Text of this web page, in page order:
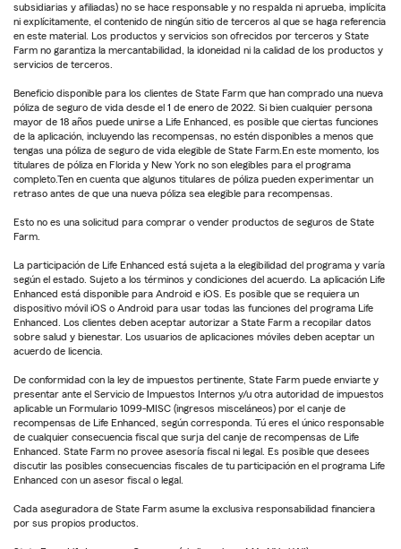
subsidiarias y afiliadas) no se hace responsable y no respalda ni aprueba, implícita
ni explícitamente, el contenido de ningún sitio de terceros al que se haga referencia
en este material. Los productos y servicios son ofrecidos por terceros y State
Farm no garantiza la mercantabilidad, la idoneidad ni la calidad de los productos y
servicios de terceros.
Beneficio disponible para los clientes de State Farm que han comprado una nueva
póliza de seguro de vida desde el 1 de enero de 2022. Si bien cualquier persona
mayor de 18 años puede unirse a Life Enhanced, es posible que ciertas funciones
de la aplicación, incluyendo las recompensas, no estén disponibles a menos que
tengas una póliza de seguro de vida elegible de State Farm.En este momento, los
titulares de póliza en Florida y New York no son elegibles para el programa
completo.Ten en cuenta que algunos titulares de póliza pueden experimentar un
retraso antes de que una nueva póliza sea elegible para recompensas.
Esto no es una solicitud para comprar o vender productos de seguros de State
Farm.
La participación de Life Enhanced está sujeta a la elegibilidad del programa y varía
según el estado. Sujeto a los términos y condiciones del acuerdo. La aplicación Life
Enhanced está disponible para Android e iOS. Es posible que se requiera un
dispositivo móvil iOS o Android para usar todas las funciones del programa Life
Enhanced. Los clientes deben aceptar autorizar a State Farm a recopilar datos
sobre salud y bienestar. Los usuarios de aplicaciones móviles deben aceptar un
acuerdo de licencia.
De conformidad con la ley de impuestos pertinente, State Farm puede enviarte y
presentar ante el Servicio de Impuestos Internos y/u otra autoridad de impuestos
aplicable un Formulario 1099-MISC (ingresos misceláneos) por el canje de
recompensas de Life Enhanced, según corresponda. Tú eres el único responsable
de cualquier consecuencia fiscal que surja del canje de recompensas de Life
Enhanced. State Farm no provee asesoría fiscal ni legal. Es posible que desees
discutir las posibles consecuencias fiscales de tu participación en el programa Life
Enhanced con un asesor fiscal o legal.
Cada aseguradora de State Farm asume la exclusiva responsabilidad financiera
por sus propios productos.